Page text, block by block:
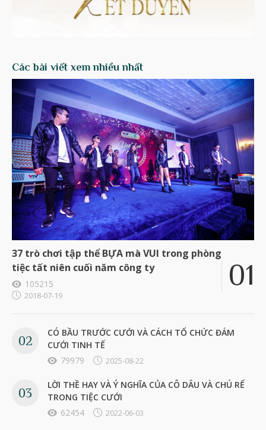
Các bài viết xem nhiều nhất
37 trò chơi tập thể BỰA mà VUI trong phòng
tiệc tất niên cuối năm công ty
105215
2018-07-19
CÓ BẦU TRƯỚC CƯỚI VÀ CÁCH TỔ CHỨC ĐÁM
CƯỚI TINH TẾ
79979
2025-08-22
LỜI THỀ HAY VÀ Ý NGHĨA CỦA CÔ DÂU VÀ CHÚ RỂ
TRONG TIỆC CƯỚI
62454
2022-06-03